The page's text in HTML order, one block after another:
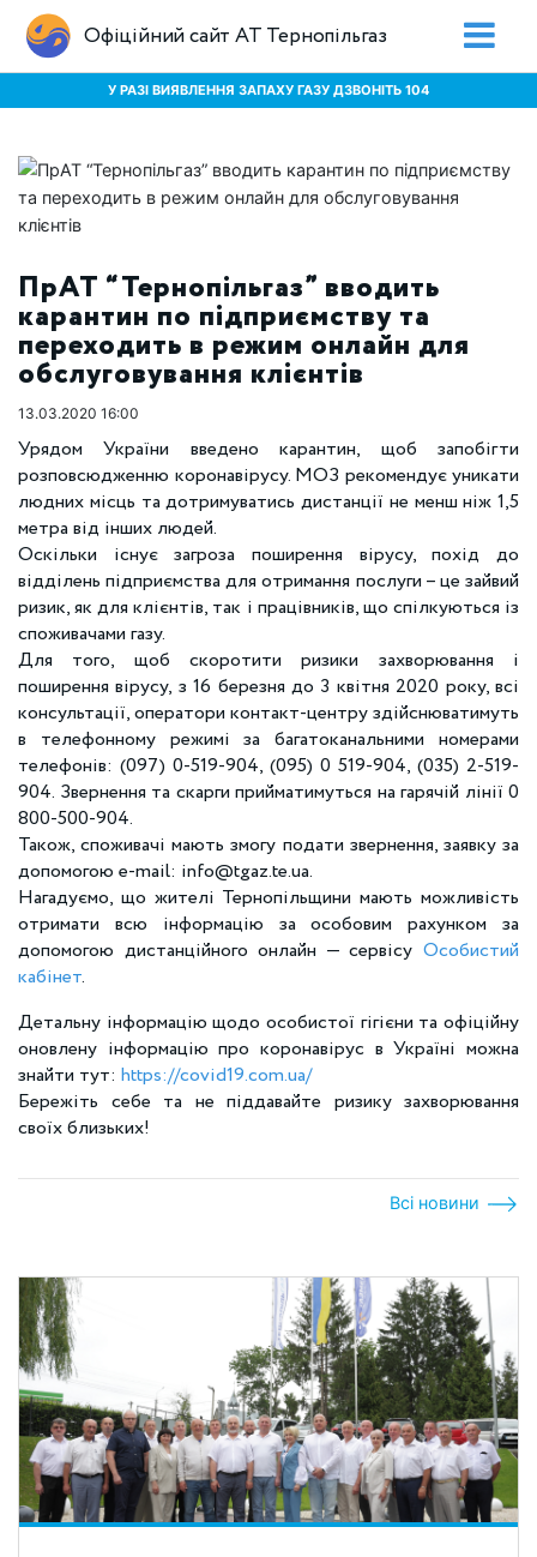
Офіційний сайт АТ Тернопільгаз
У РАЗІ ВИЯВЛЕННЯ ЗАПАХУ ГАЗУ ДЗВОНІТЬ 104
ПрАТ “Тернопільгаз” вводить
карантин по підприємству та
переходить в режим онлайн для
обслуговування клієнтів
13.03.2020 16:00
Урядом України введено карантин, щоб запобігти
розповсюдженню коронавірусу. МОЗ рекомендує уникати
людних місць та дотримуватись дистанції не менш ніж 1,5
метра від інших людей.
Оскільки існує загроза поширення вірусу, похід до
відділень підприємства для отримання послуги – це зайвий
ризик, як для клієнтів, так і працівників, що спілкуються із
споживачами газу.
Для того, щоб скоротити ризики захворювання і
поширення вірусу, з 16 березня до 3 квітня 2020 року, всі
консультації, оператори контакт-центру здійснюватимуть
в телефонному режимі за багатоканальними номерами
телефонів: (097) 0-519-904, (095) 0 519-904, (035) 2-519-
904. Звернення та скарги прийматимуться на гарячій лінії 0
800-500-904.
Також, споживачі мають змогу подати звернення, заявку за
допомогою e-mail: info@tgaz.te.ua.
Нагадуємо, що жителі Тернопільщини мають можливість
отримати всю інформацію за особовим рахунком за
допомогою дистанційного онлайн — сервісу Особистий
кабінет.
Детальну інформацію щодо особистої гігієни та офіційну
оновлену інформацію про коронавірус в Україні можна
знайти тут: https://covid19.com.ua/
Бережіть себе та не піддавайте ризику захворювання
своїх близьких!
Всі новини